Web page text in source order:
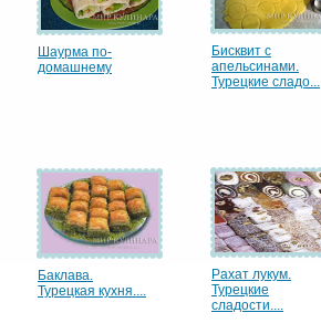
Шаурма по-
домашнему
Бисквит с
апельсинами.
Турецкие сладо...
Баклава.
Турецкая кухня....
Рахат лукум.
Турецкие
сладости....